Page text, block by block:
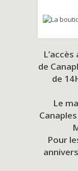
de
de
Le
Pour